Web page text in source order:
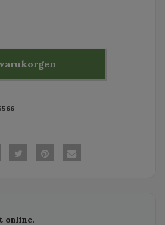
online.